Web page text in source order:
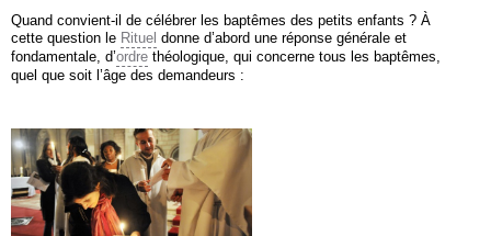
Quand convient-il de célébrer les baptêmes des petits enfants ? À
cette question le Rituel donne d’abord une réponse générale et
fondamentale, d’ordre théologique, qui concerne tous les baptêmes,
quel que soit l’âge des demandeurs :